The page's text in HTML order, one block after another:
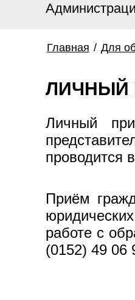
Главная / Для
ЛИЧНЫЙ
Личный
проводится
Приём
работе с
(0152) 49 06